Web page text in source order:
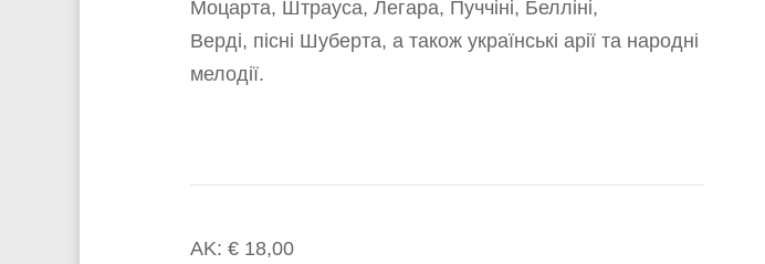
Моцарта, Штрауса, Легара, Пуччіні, Белліні,
Верді, пісні Шуберта, а також українські арії та народні
мелодії.
AK: € 18,00